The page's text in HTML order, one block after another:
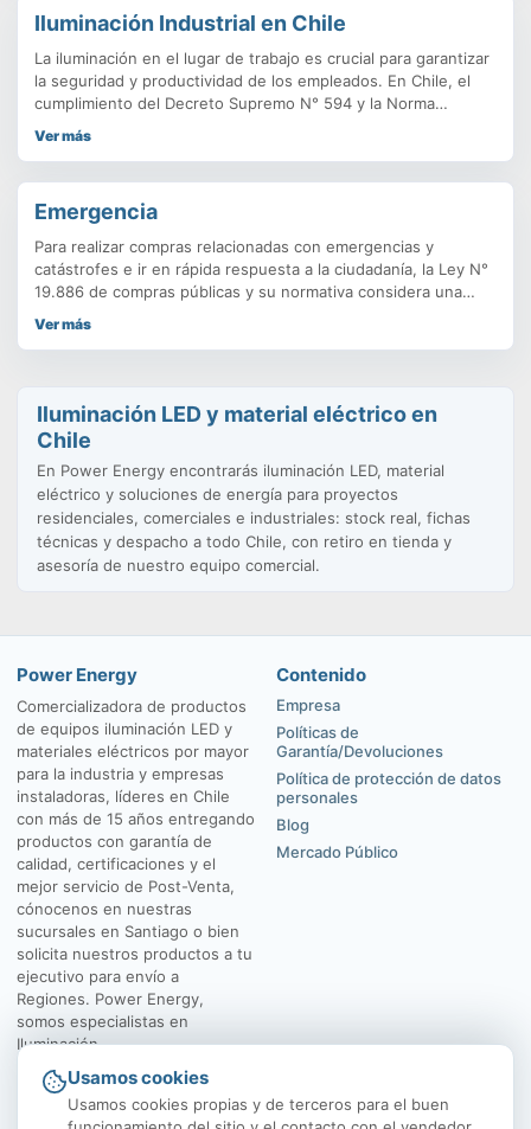
Iluminación Industrial en Chile
La iluminación en el lugar de trabajo es crucial para garantizar
la seguridad y productividad de los empleados. En Chile, el
cumplimiento del Decreto Supremo N° 594 y la Norma
NCh2745 es obligatorio, y una iluminación inadecuada puede
espacios laborales en entornos seguros y eficientes. Aprende
sobre los requisitos clave, los niveles mínimos de iluminación
y cómo implementar un sistema que no solo cumpla con la
normativa, sino que también mejore la productividad.
Ver más
Emergencia
Para realizar compras relacionadas con emergencias y
catástrofes e ir en rápida respuesta a la ciudadanía, la Ley N°
19.886 de compras públicas y su normativa considera una
serie de recomendaciones y alternativas. Por una parte, se
Ver más
Iluminación LED y material eléctrico en
Chile
En Power Energy encontrarás iluminación LED, material
eléctrico y soluciones de energía para proyectos
residenciales, comerciales e industriales: stock real, fichas
técnicas y despacho a todo Chile, con retiro en tienda y
asesoría de nuestro equipo comercial.
Power Energy
Comercializadora de productos
de equipos iluminación LED y
materiales eléctricos por mayor
para la industria y empresas
instaladoras, líderes en Chile
con más de 15 años entregando
productos con garantía de
calidad, certificaciones y el
mejor servicio de Post-Venta,
cónocenos en nuestras
sucursales en Santiago o bien
solicita nuestros productos a tu
ejecutivo para envío a
Regiones. Power Energy,
somos especialistas en
Iluminación.
Contenido
Empresa
Políticas de
Garantía/Devoluciones
Política de protección de datos
personales
Blog
Mercado Público
El Rosal 4547, Huechuraba
Usamos cookies
Usamos cookies propias y de terceros para el buen